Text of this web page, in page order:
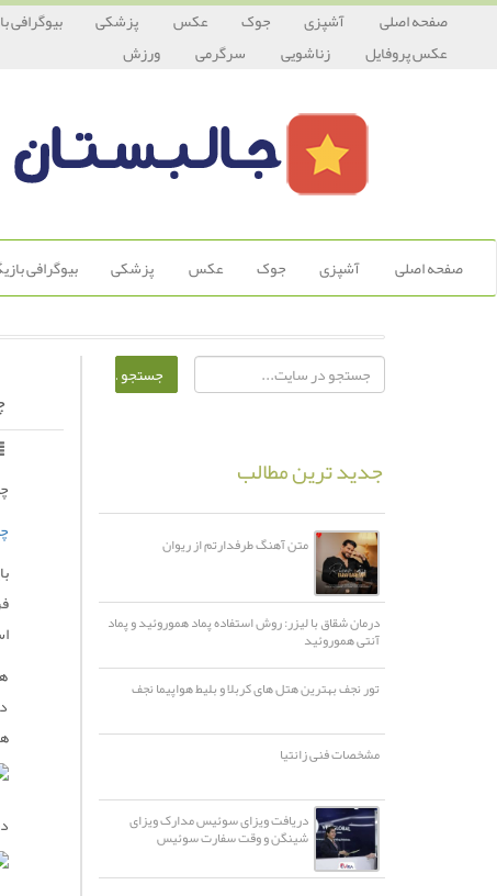
صفحه اصلی آشپزی جوک عکس پزشکی بیوگرافی
عکس پروفایل
زناشویی سرگرمی ورزش
صفحه اصلی آشپزی جوک عکس پزشکی بیوگرافی
جدید ترین مطالب
متن آهنگ طرفدارتم از ریوان
درمان شقاق با لیزر: روش استفاده پماد هموروئید و پماد
آنتی هموروئید
تور نجف بهترین هتل های کربلا و بلیط هواپیما نجف
مشخصات فنی زانتیا
دریافت ویزای سوئیس مدارک ویزای
شینگن و وقت سفارت سوئیس